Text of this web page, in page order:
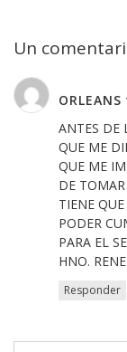
Un
ORLEANS
ANTES DE
QUE ME
QUE ME
DE
TIENE
PODER
PARA EL
HNO. RENE
Responder